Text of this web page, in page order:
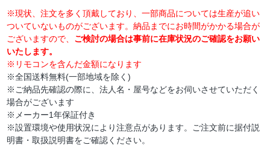
※現状、注文を多く頂戴しており、一部商品については生産が追い
ついていないものがございます。納品までにお時間がかかる場合が
ございますので、 ご検討の場合は事前に在庫状況のご確認をお願い
いたします。
※リモコンを含んだ金額になります
※全国送料無料(一部地域を除く)
※ご納品先確認の際に、法人名・屋号などをお伺いさせていただく
場合がございます
※メーカー1年保証付き
※設置環境や使用状況により注意点があります。ご注文前に据付説
明書・取扱説明書をご確認ください。